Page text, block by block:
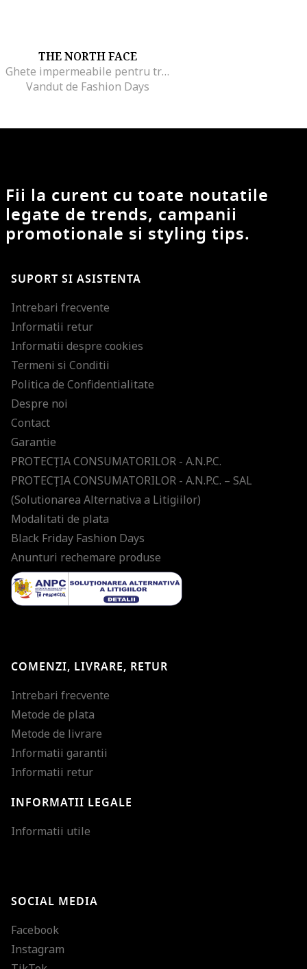
THE NORTH FACE
Ghete impermeabile pentru trekking Vectiv Exploris, Negru/Gri inchis
Vandut de Fashion Days
Fii la curent cu toate noutatile
legate de trends, campanii
promotionale si styling tips.
SUPORT SI ASISTENTA
Intrebari frecvente
Informatii retur
Informatii despre cookies
Termeni si Conditii
Politica de Confidentialitate
Despre noi
Contact
Garantie
PROTECŢIA CONSUMATORILOR - A.N.P.C.
PROTECŢIA CONSUMATORILOR - A.N.P.C. – SAL
(Solutionarea Alternativa a Litigiilor)
Modalitati de plata
Black Friday Fashion Days
Anunturi rechemare produse
COMENZI, LIVRARE, RETUR
Intrebari frecvente
Metode de plata
Metode de livrare
Informatii garantii
Informatii retur
INFORMATII LEGALE
Informatii utile
SOCIAL MEDIA
Facebook
Instagram